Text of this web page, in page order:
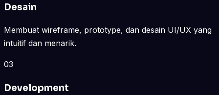
Desain
Membuat wireframe, prototype, dan desain UI/UX yang
intuitif dan menarik.
03
Development